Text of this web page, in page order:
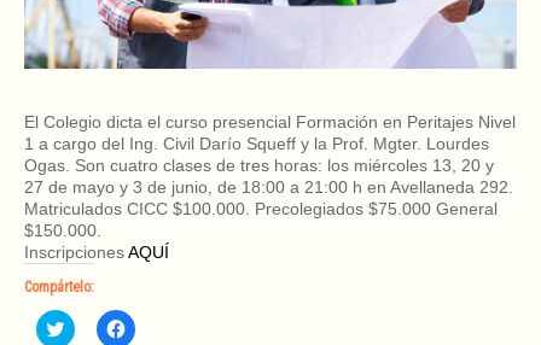
El Colegio dicta el curso presencial Formación en Peritajes Nivel
1 a cargo del Ing. Civil Darío Squeff y la Prof. Mgter. Lourdes
Ogas. Son cuatro clases de tres horas: los miércoles 13, 20 y
27 de mayo y 3 de junio, de 18:00 a 21:00 h en Avellaneda 292.
Matriculados CICC $100.000. Precolegiados $75.000 General
$150.000.
InscripcionesAQUÍ
Compártelo:
H H